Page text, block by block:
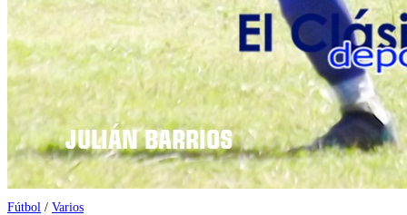
Fútbol / Varios